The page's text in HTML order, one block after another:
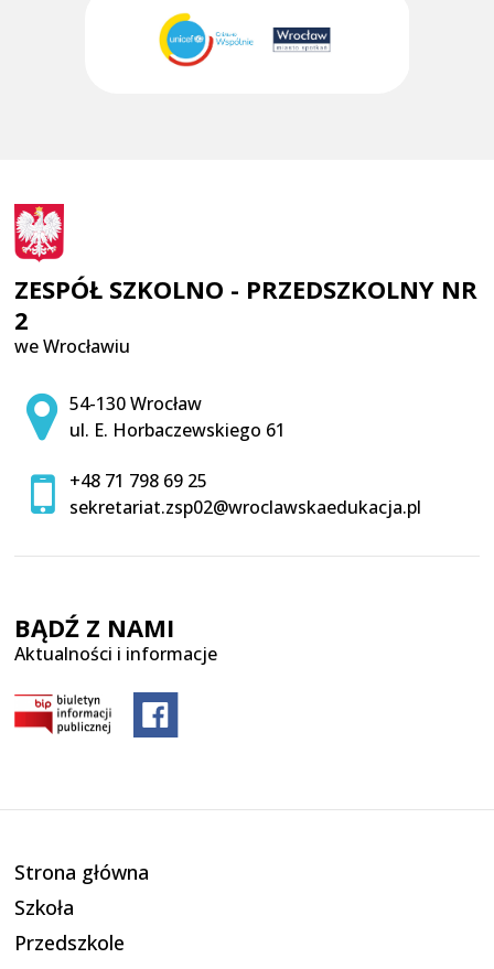
ZESPÓŁ SZKOLNO - PRZEDSZKOLNY NR
2
we Wrocławiu
Adres pocztowy:
54-130 Wrocław
ul. E. Horbaczewskiego 61
+48 71 798 69 25
sekretariat.zsp02@wroclawskaedukacja.pl
BĄDŹ Z NAMI
Aktualności i informacje
Strona główna
Szkoła
Przedszkole